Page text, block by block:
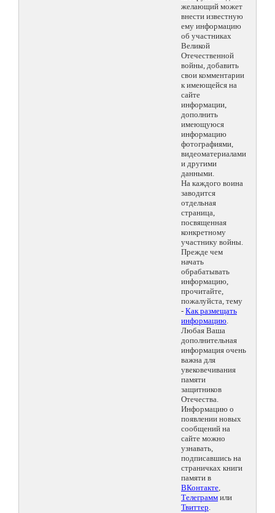
желающий может
внести известную
ему информацию
об участниках
Великой
Отечественной
войны, добавить
свои комментарии
к имеющейся на
сайте
информации,
дополнить
имеющуюся
информацию
фотографиями,
видеоматериалами
и другими
данными.
На каждого воина
заводится
отдельная
страница,
посвященная
конкретному
участнику войны.
Прежде чем
начать
обрабатывать
информацию,
прочитайте,
пожалуйста, тему
- Как размещать
информацию.
Любая Ваша
дополнительная
информация очень
важна для
увековечивания
памяти
защитников
Отечества.
Информацию о
появлении новых
сообщений на
сайте можно
узнавать,
подписавшись на
страничках книги
памяти в
ВКонтакте,
Телеграмм или
Твиттер.